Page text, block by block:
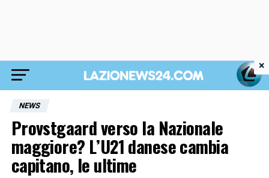
NEWS
Provstgaard verso la Nazionale
maggiore? L’U21 danese cambia
capitano, le ultime
×